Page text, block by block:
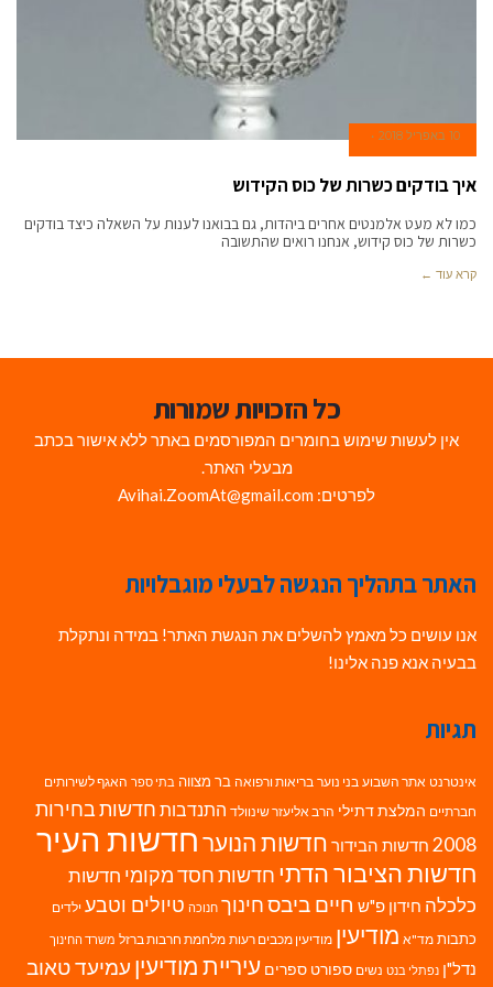
10 באפריל 2018
איך בודקים כשרות של כוס הקידוש
כמו לא מעט אלמנטים אחרים ביהדות, גם בבואנו לענות על השאלה כיצד בודקים
כשרות של כוס קידוש, אנחנו רואים שהתשובה
קרא עוד ←
כל הזכויות שמורות
אין לעשות שימוש בחומרים המפורסמים באתר ללא אישור בכתב
מבעלי האתר.
לפרטים: Avihai.ZoomAt@gmail.com
האתר בתהליך הנגשה לבעלי מוגבלויות
אנו עושים כל מאמץ להשלים את הנגשת האתר! במידה ונתקלת
בבעיה אנא פנה אלינו!
תגיות
אינטרנט אתר השבוע בני נוער בריאות ורפואה בר מצווה בתי ספר האגף לשירותים
חברתיים המלצת דתילי הרב אליעזר שינוולד התנדבות חדשות בחירות
2008 חדשות הבידור חדשות הנוערחדשות העיר
חדשות הציבור הדתי חדשות חסד מקומי חדשות
כלכלה חידון פ"ש חיים ביבסחינוך חנוכה טיולים וטבע ילדים
כתבות מד"א מודיעין מודיעין מכבים רעות מלחמת חרבות ברזל משרד החינוך
נדל"ן נפתלי בנט נשים ספורט ספרים עיריית מודיעין עמיעד טאוב